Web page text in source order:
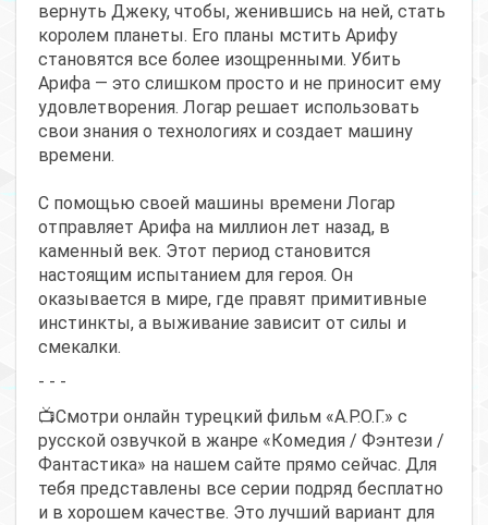
вернуть Джеку, чтобы, женившись на ней, стать
королем планеты. Его планы мстить Арифу
становятся все более изощренными. Убить
Арифа — это слишком просто и не приносит ему
удовлетворения. Логар решает использовать
свои знания о технологиях и создает машину
времени.
С помощью своей машины времени Логар
отправляет Арифа на миллион лет назад, в
каменный век. Этот период становится
настоящим испытанием для героя. Он
оказывается в мире, где правят примитивные
инстинкты, а выживание зависит от силы и
смекалки.
- - -
📺Смотри онлайн турецкий фильм «А.Р.О.Г.» с
русской озвучкой в жанре «Комедия / Фэнтези /
Фантастика» на нашем сайте прямо сейчас. Для
тебя представлены все серии подряд бесплатно
и в хорошем качестве. Это лучший вариант для